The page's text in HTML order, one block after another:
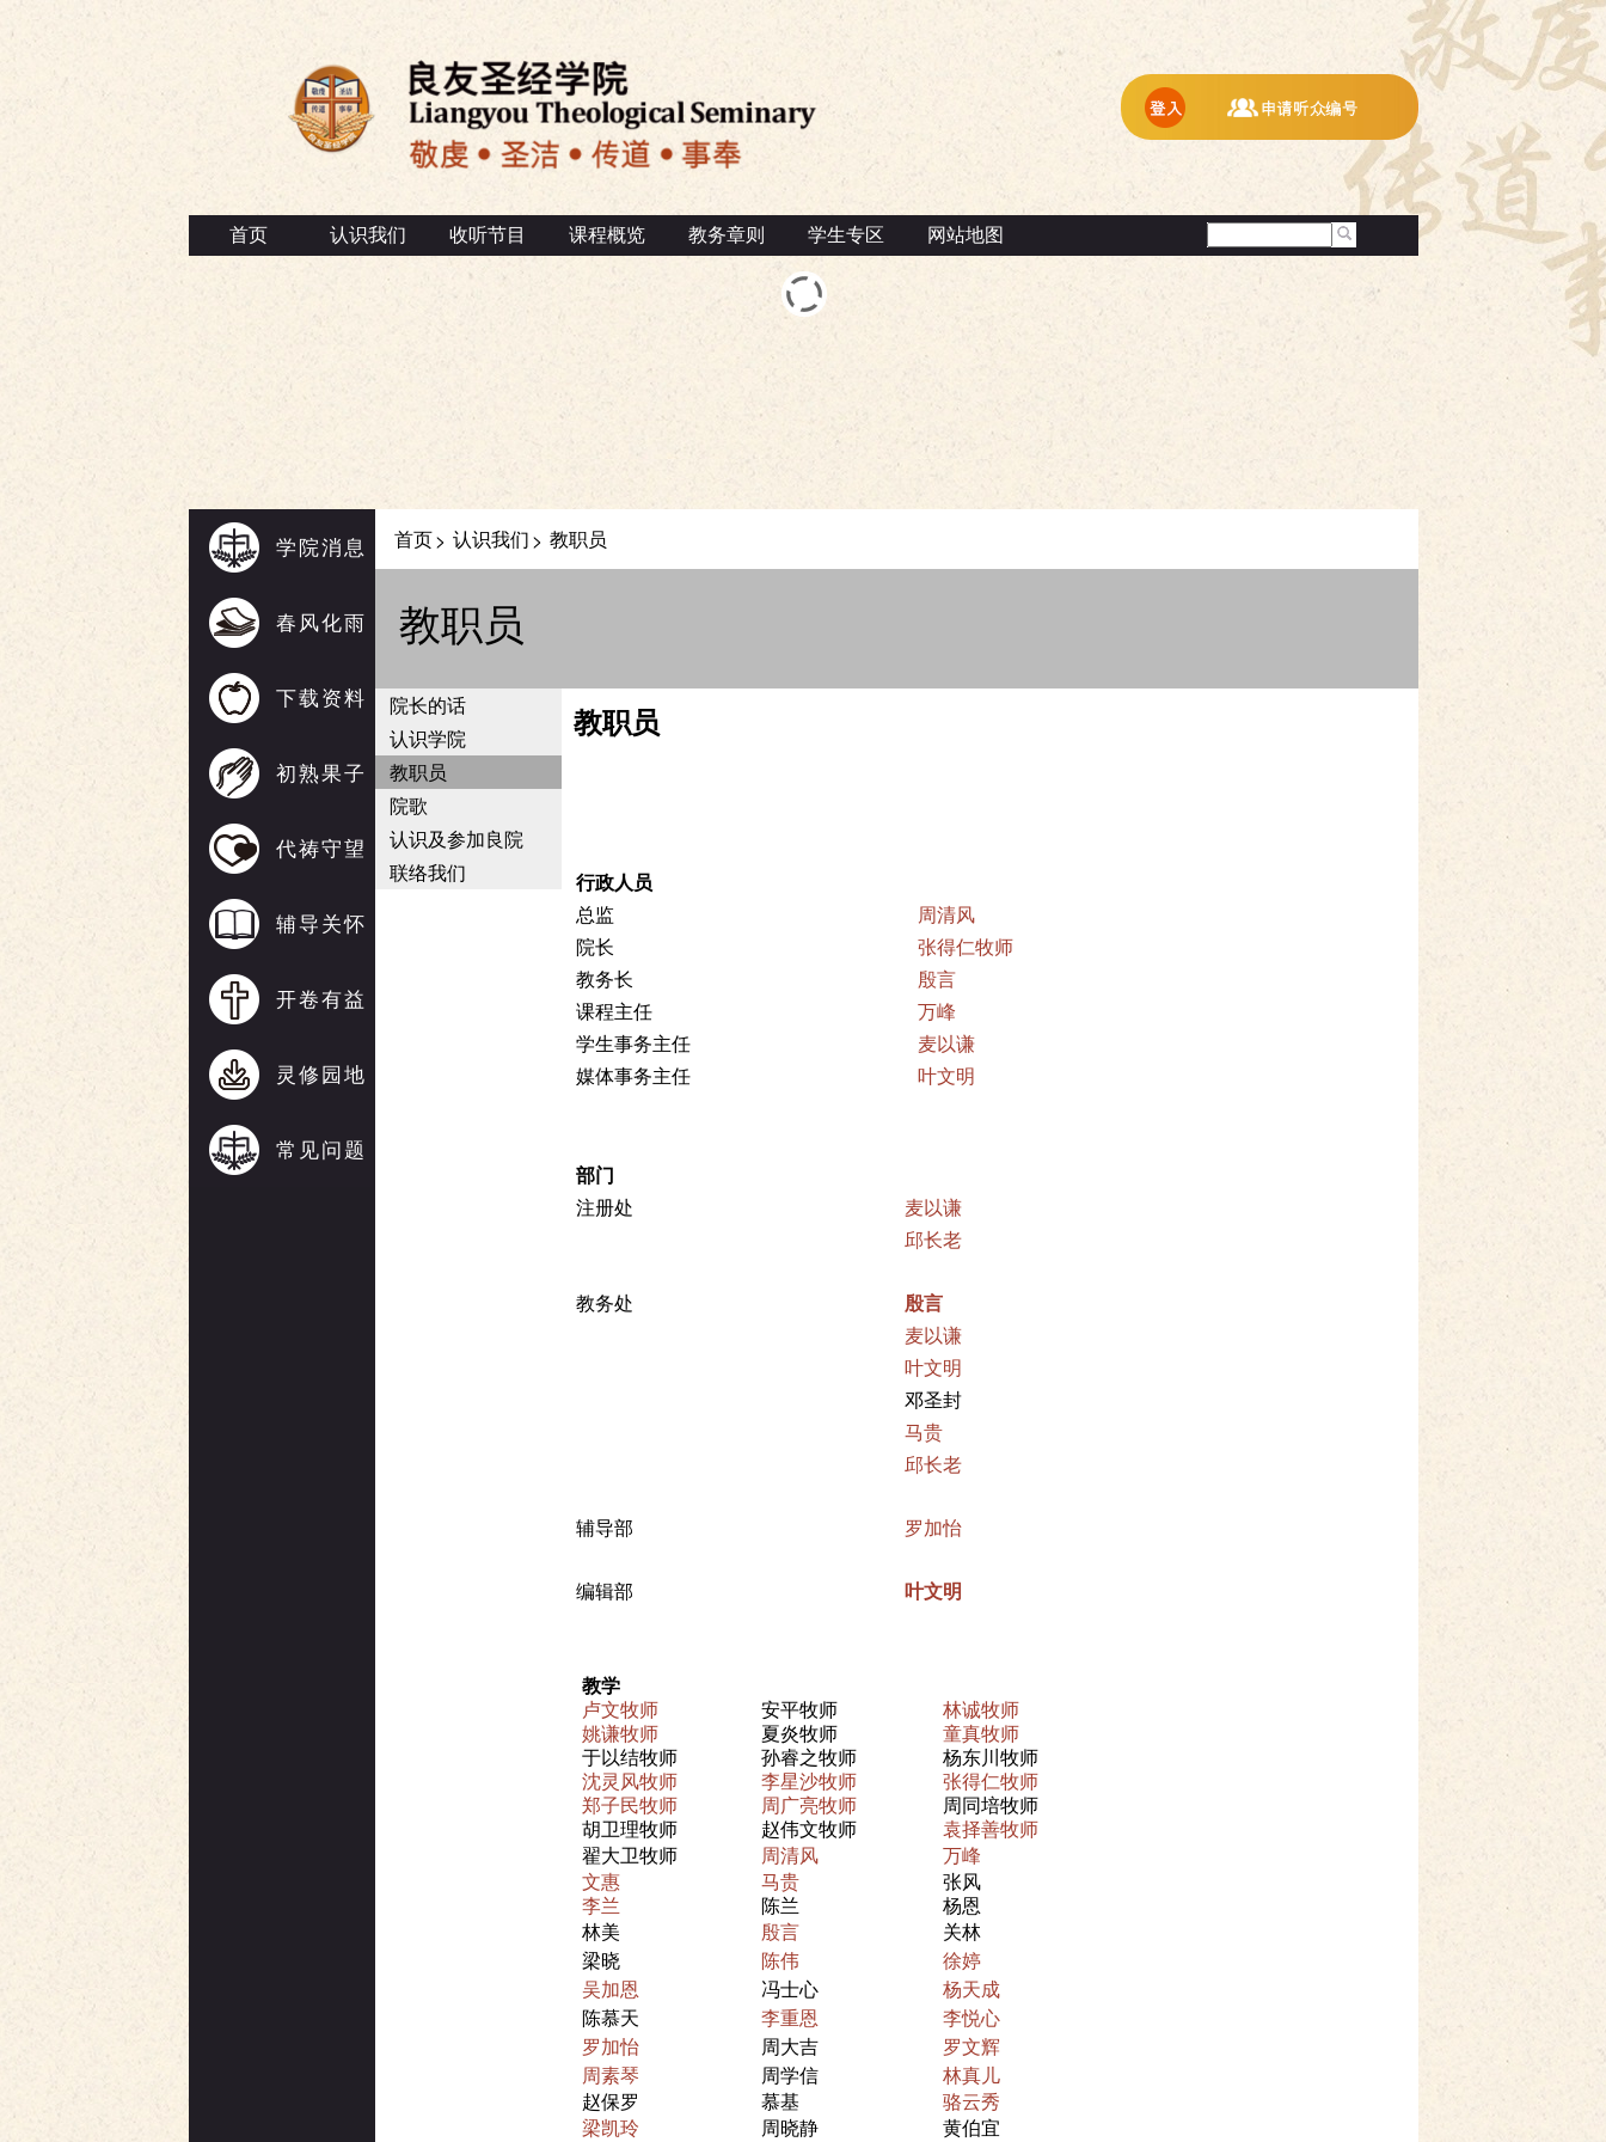
首页 认识我们 收听节目 课程概览 教务章则 学生专区 网站地图
学院消息
春风化雨
下载资料
初熟果子
代祷守望
辅导关怀
开卷有益
灵修园地
常见问题
首页> 认识我们> 教职员
教职员
院长的话
认识学院
教职员
院歌
认识及参加良院
联络我们
教职员
行政人员
总监
周清风
院长
张得仁牧师
教务长
殷言
课程主任
万峰
学生事务主任
麦以谦
媒体事务主任
叶文明
部门
注册处
麦以谦
邱长老
教务处
殷言
麦以谦
叶文明
邓圣封
马贵
邱长老
辅导部 罗加怡
编辑部 叶文明
教学
卢文牧师
安平牧师
林诚牧师
姚谦牧师
夏炎牧师
童真牧师
于以结牧师
孙睿之牧师
杨东川牧师
沈灵风牧师
李星沙牧师
张得仁牧师
郑子民牧师
周广亮牧师
周同培牧师
胡卫理牧师
赵伟文牧师
袁择善牧师
翟大卫牧师
周清风
万峰
文惠
马贵
张风
李兰
陈兰
杨恩
林美
殷言
关林
梁晓
陈伟
徐婷
吴加恩
冯士心
杨天成
陈慕天
李重恩
李悦心
罗加怡
周大吉
罗文辉
周素琴
周学信
林真儿
赵保罗
慕基
骆云秀
梁凯玲
周晓静
黄伯宜